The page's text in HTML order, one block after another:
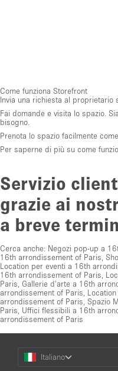
Come funziona Storefront
Invia una richiesta al proprietario
Fai domande e visita lo spazio.
bisogno.
Prenota lo spazio facilmente
Per saperne di più su come
Servizio
grazie ai
a breve
Cerca anche: Negozi pop-up a
16th arrondissement of Paris
Location per eventi a 16th
16th arrondissement of Paris
Paris Gallerie d'arte a 16th
arrondissement of Paris
arrondissement of Paris Spazio
Paris Uffici flessibili a 16th
arrondissement of Paris
Choose
Language
Italiano